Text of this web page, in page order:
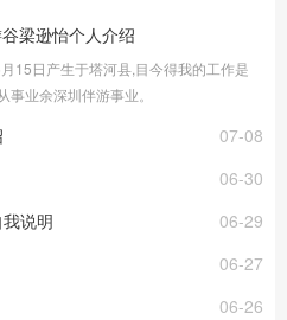
梁逊怡个人介绍
15日产生于塔河县,目今得我的工作是
事业余深圳伴游事业。
07-08
06-30
06-29
说明
06-27
06-26